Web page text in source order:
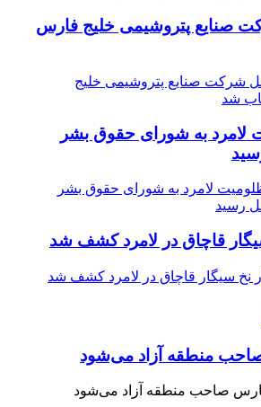
صنایع پتروشیمی خلیج فارس
لامرد به شورای حقوق بشر
منطقه آزاد می‌شود